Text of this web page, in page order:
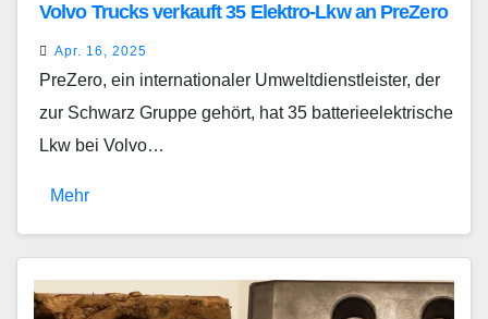
Volvo Trucks verkauft 35 Elektro-Lkw an PreZero
Apr. 16, 2025
PreZero, ein internationaler Umweltdienstleister, der
zur Schwarz Gruppe gehört, hat 35 batterieelektrische
Lkw bei Volvo…
Mehr